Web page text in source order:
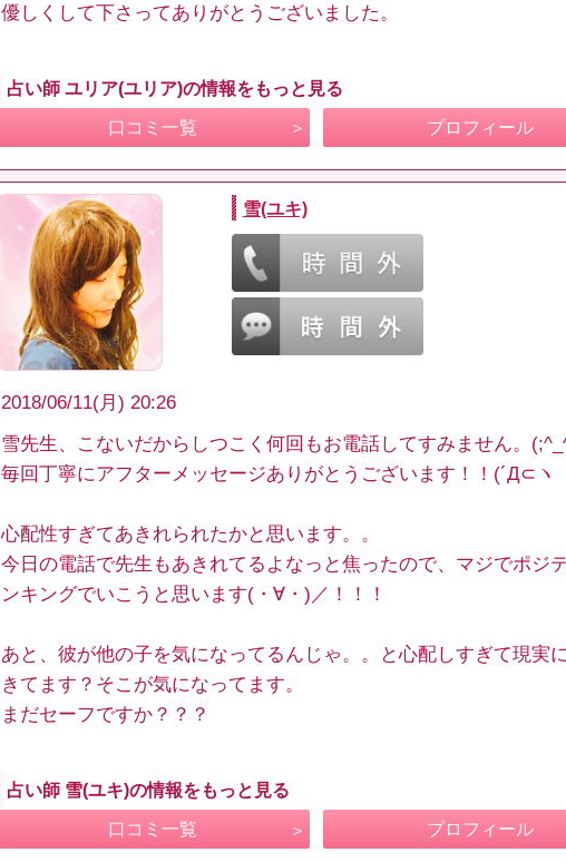
優しくして下さってありがとうございました。
占い師 ユリア(ユリア)の情報をもっと見る
口コミ一覧 プロフィール
雪(ユキ)
2018/06/11(月) 20:26
雪先生、こないだからしつこく何回もお電話してすみません。
毎回丁寧にアフターメッセージありがとうございます！！(´Д⊂ヽ
心配性すぎてあきれられたかと思います。。
今日の電話で先生もあきれてるよなっと焦ったので、マジでポジ
ンキングでいこうと思います(・∀・)／！！！
あと、彼が他の子を気になってるんじゃ。。と心配しすぎて現実
きてます？そこが気になってます。
まだセーフですか？？？
占い師 雪(ユキ)の情報をもっと見る
口コミ一覧 プロフィール